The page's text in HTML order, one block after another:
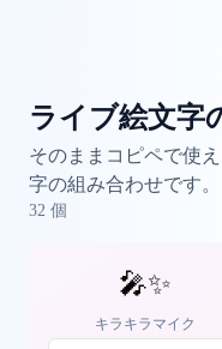
ライブ絵文字
そのままコピペで使
字の組み合わせです。
32 個
🎤✨
キラキラマイク